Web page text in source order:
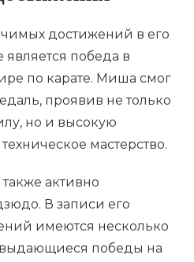
достижений в его
победа в
по карате. Миша смог
проявив не только
но и высокую
мастерство.
активно
В записи его
имеются несколько
выдающиеся победы на